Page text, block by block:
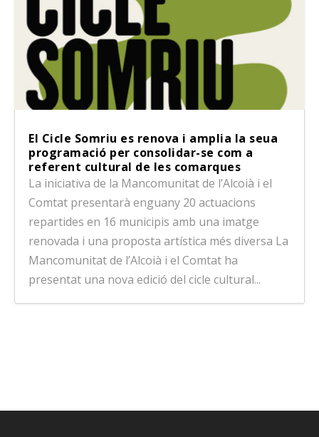
El Cicle Somriu es renova i amplia la seua
programació per consolidar-se com a
referent cultural de les comarques
La iniciativa de la Mancomunitat de l’Alcoià i el
Comtat presentarà enguany 20 actuacions
repartides en 16 municipis amb una imatge
renovada i una proposta artística més diversa La
Mancomunitat de l’Alcoià i el Comtat ha
presentat una nova edició del cicle cultural...